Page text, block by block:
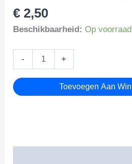
€ 2,50
Beschikbaarheid: Op voorraad
-
Sleutelhanger
aantal
+
Toevoegen Aan